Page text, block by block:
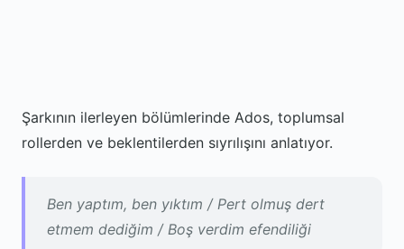
Şarkının ilerleyen bölümlerinde Ados, toplumsal
rollerden ve beklentilerden sıyrılışını anlatıyor.
Ben yaptım, ben yıktım / Pert olmuş dert
etmem dediğim / Boş verdim efendiliği